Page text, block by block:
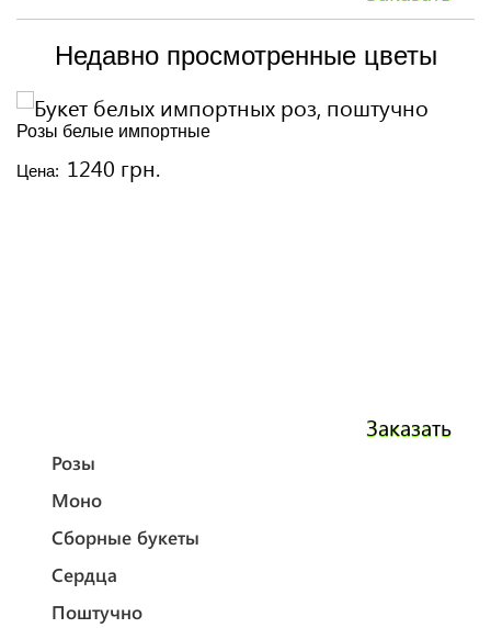
Недавно просмотренные цветы
Розы белые импортные
Цена: 1240 грн.
Заказать
Розы
Моно
Сборные букеты
Сердца
Поштучно